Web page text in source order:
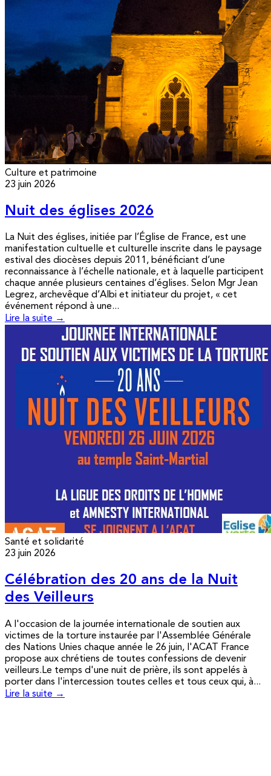
Culture et patrimoine
23 juin 2026
Nuit des églises 2026
La Nuit des églises, initiée par l’Église de France, est une
manifestation cultuelle et culturelle inscrite dans le paysage
estival des diocèses depuis 2011, bénéficiant d’une
reconnaissance à l’échelle nationale, et à laquelle participent
chaque année plusieurs centaines d’églises. Selon Mgr Jean
Legrez, archevêque d’Albi et initiateur du projet, « cet
événement répond à une...
Lire la suite →
Santé et solidarité
23 juin 2026
Célébration des 20 ans de la Nuit
des Veilleurs
A l'occasion de la journée internationale de soutien aux
victimes de la torture instaurée par l'Assemblée Générale
des Nations Unies chaque année le 26 juin, l'ACAT France
propose aux chrétiens de toutes confessions de devenir
veilleurs.Le temps d'une nuit de prière, ils sont appelés à
porter dans l'intercession toutes celles et tous ceux qui, à...
Lire la suite →